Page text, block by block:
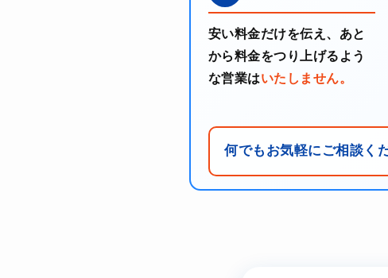
安い料金だけを伝え、あと
から料金をつり上げるよう
な営業はいたしません。
何でもお気軽にご相談く